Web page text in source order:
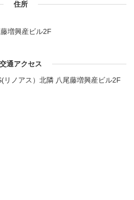
住所
増興産ビル2F
交通アクセス
リノアス）北隣 八尾藤増興産ビル2F